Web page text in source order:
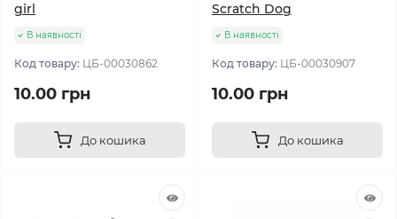
girl
В наявності
Код товару: ЦБ-00030862
10.00 грн
До кошика
Scratch Dog
В наявності
Код товару: ЦБ-00030907
10.00 грн
До кошика